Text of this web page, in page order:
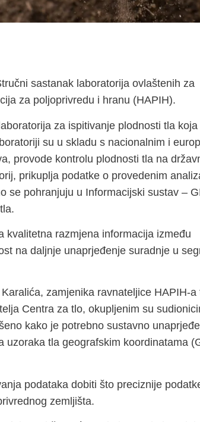
sastanak laboratorija ovlaštenih za
za poljoprivredu i hranu (HAPIH).
za ispitivanje plodnosti tla
su u skladu s nacionalnim i
provode kontrolu plodnosti tla na
prikuplja podatke o provedenim
se pohranjuju u Informacijski sustav –
kvalitetna razmjena informacija između
na daljnje unaprjeđenje suradnje u
zamjenika ravnateljice HAPIH-a
Centra za tlo, okupljenim su
kako je potrebno sustavno
uzoraka tla geografskim koordinatama
podataka dobiti što preciznije
zemljišta.